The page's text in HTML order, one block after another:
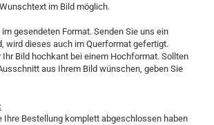
im Bild möglich.
gesendeten Format. Senden Sie uns ein
wird dieses auch im Querformat gefertigt.
Ihr Bild hochkant bei einem Hochformat. Sollten
aus Ihrem Bild wünschen, geben Sie
Ihre Bestellung komplett abgeschlossen haben